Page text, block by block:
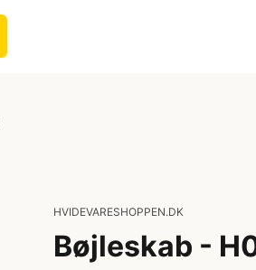
HVIDEVARESHOPPEN.DK
Bøjleskab -